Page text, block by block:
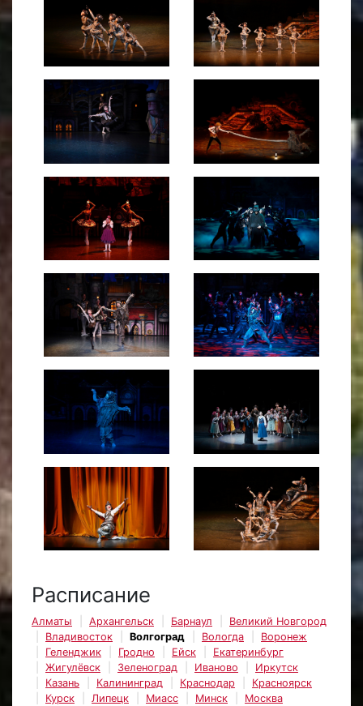
Расписание
Алматы Архангельск Барнаул
Великий Новгород
Владивосток
Волгоград Вологда
Воронеж
Геленджик
Гродно Ейск
Екатеринбург
Жигулёвск
Зеленоград Иваново
Иркутск
Казань
Калининград Краснодар
Красноярск
Курск
Липецк Миасс Минск
Москва